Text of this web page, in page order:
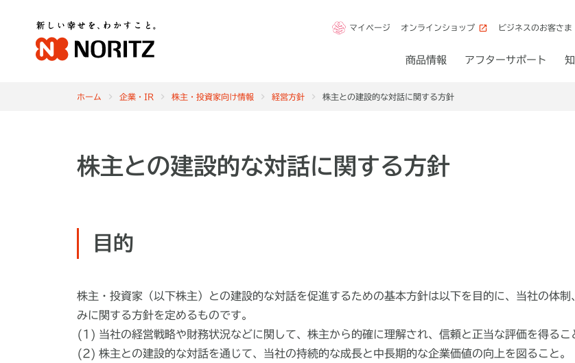
マイページ オンラインショップ ビジネスのお客さま
商品情報 アフターサポート
ホーム 企業・IR 株主・投資家向け情報 経営方針 株主との建設的な対話に関する方針
株主との建設的な対話に関する方針
目的
株主・投資家（以下株主）との建設的な対話を促進するための基本方針は以下を目的に、当社の体制
みに関する方針を定めるものです。
当社の経営戦略や財務状況などに関して、株主から的確に理解され、信頼と正当な評価を得るこ
株主との建設的な対話を通じて、当社の持続的な成長と中長期的な企業価値の向上を図ること。